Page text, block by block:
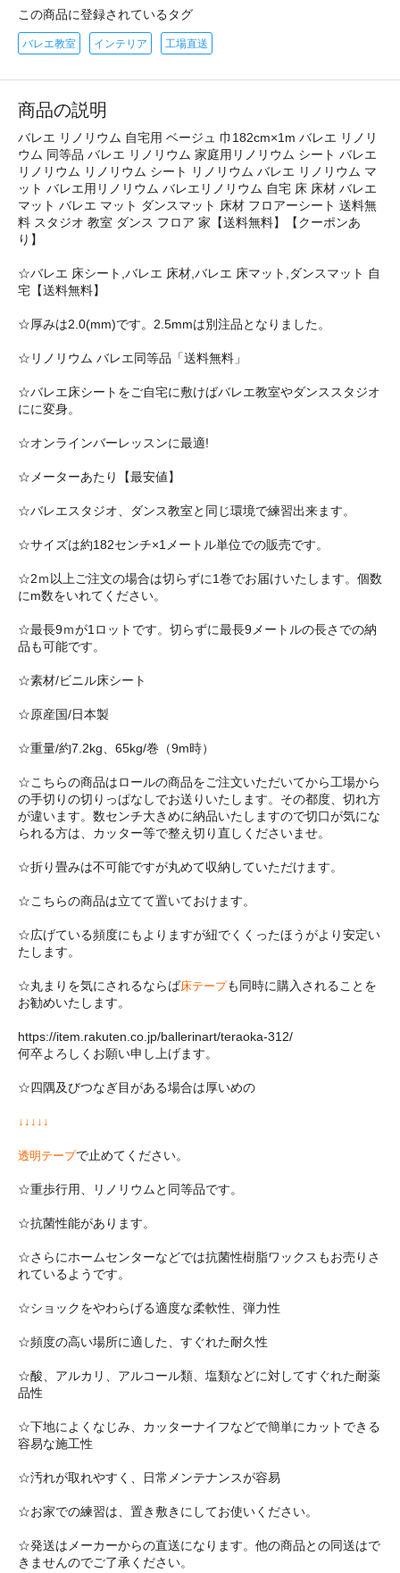
この商品に登録されているタグ
バレエ教室 インテリア 工場直送
商品の説明
バレエ リノリウム 自宅用 ベージュ 巾182cm×1m バレエ リノリ
ウム 同等品 バレエ リノリウム 家庭用リノリウム シート バレエ
リノリウム リノリウム シート リノリウム バレエ リノリウム マ
ット バレエ用リノリウム バレエリノリウム 自宅 床 床材 バレエ
マット バレエ マット ダンスマット 床材 フロアーシート 送料無
料 スタジオ 教室 ダンス フロア 家【送料無料】【クーポンあ
り】
☆バレエ 床シート,バレエ 床材,バレエ 床マット,ダンスマット 自
宅【送料無料】
☆厚みは2.0(mm)です。2.5mmは別注品となりました。
☆リノリウム バレエ同等品「送料無料」
☆バレエ床シートをご自宅に敷けばバレエ教室やダンススタジオ
にに変身。
☆オンラインバーレッスンに最適!
☆メーターあたり【最安値】
☆バレエスタジオ、ダンス教室と同じ環境で練習出来ます。
☆サイズは約182センチ×1メートル単位での販売です。
☆2ｍ以上ご注文の場合は切らずに1巻でお届けいたします。個数
にm数をいれてください。
☆最長9ｍが1ロットです。切らずに最長9メートルの長さでの納
品も可能です。
☆素材/ビニル床シート
☆原産国/日本製
☆重量/約7.2kg、65kg/巻（9m時）
☆こちらの商品はロールの商品をご注文いただいてから工場から
の手切りの切りっぱなしでお送りいたします。その都度、切れ方
が違います。数センチ大きめに納品いたしますので切口が気にな
られる方は、カッター等で整え切り直しくださいませ。
☆折り畳みは不可能ですが丸めて収納していただけます。
☆こちらの商品は立てて置いておけます。
☆広げている頻度にもよりますが紐でくくったほうがより安定い
たします。
☆丸まりを気にされるならば床テープも同時に購入されることを
お勧めいたします。
https://item.rakuten.co.jp/ballerinart/teraoka-312/
何卒よろしくお願い申し上げます。
☆四隅及びつなぎ目がある場合は厚いめの
↓ ↓ ↓ ↓ ↓
透明テープで止めてください。
☆重歩行用、リノリウムと同等品です。
☆抗菌性能があります。
☆さらにホームセンターなどでは抗菌性樹脂ワックスもお売りさ
れているようです。
☆ショックをやわらげる適度な柔軟性、弾力性
☆頻度の高い場所に適した、すぐれた耐久性
☆酸、アルカリ、アルコール類、塩類などに対してすぐれた耐薬
品性
☆下地によくなじみ、カッターナイフなどで簡単にカットできる
容易な施工性
☆汚れが取れやすく、日常メンテナンスが容易
☆お家での練習は、置き敷きにしてお使いください。
☆発送はメーカーからの直送になります。他の商品との同送はで
きませんのでご了承ください。